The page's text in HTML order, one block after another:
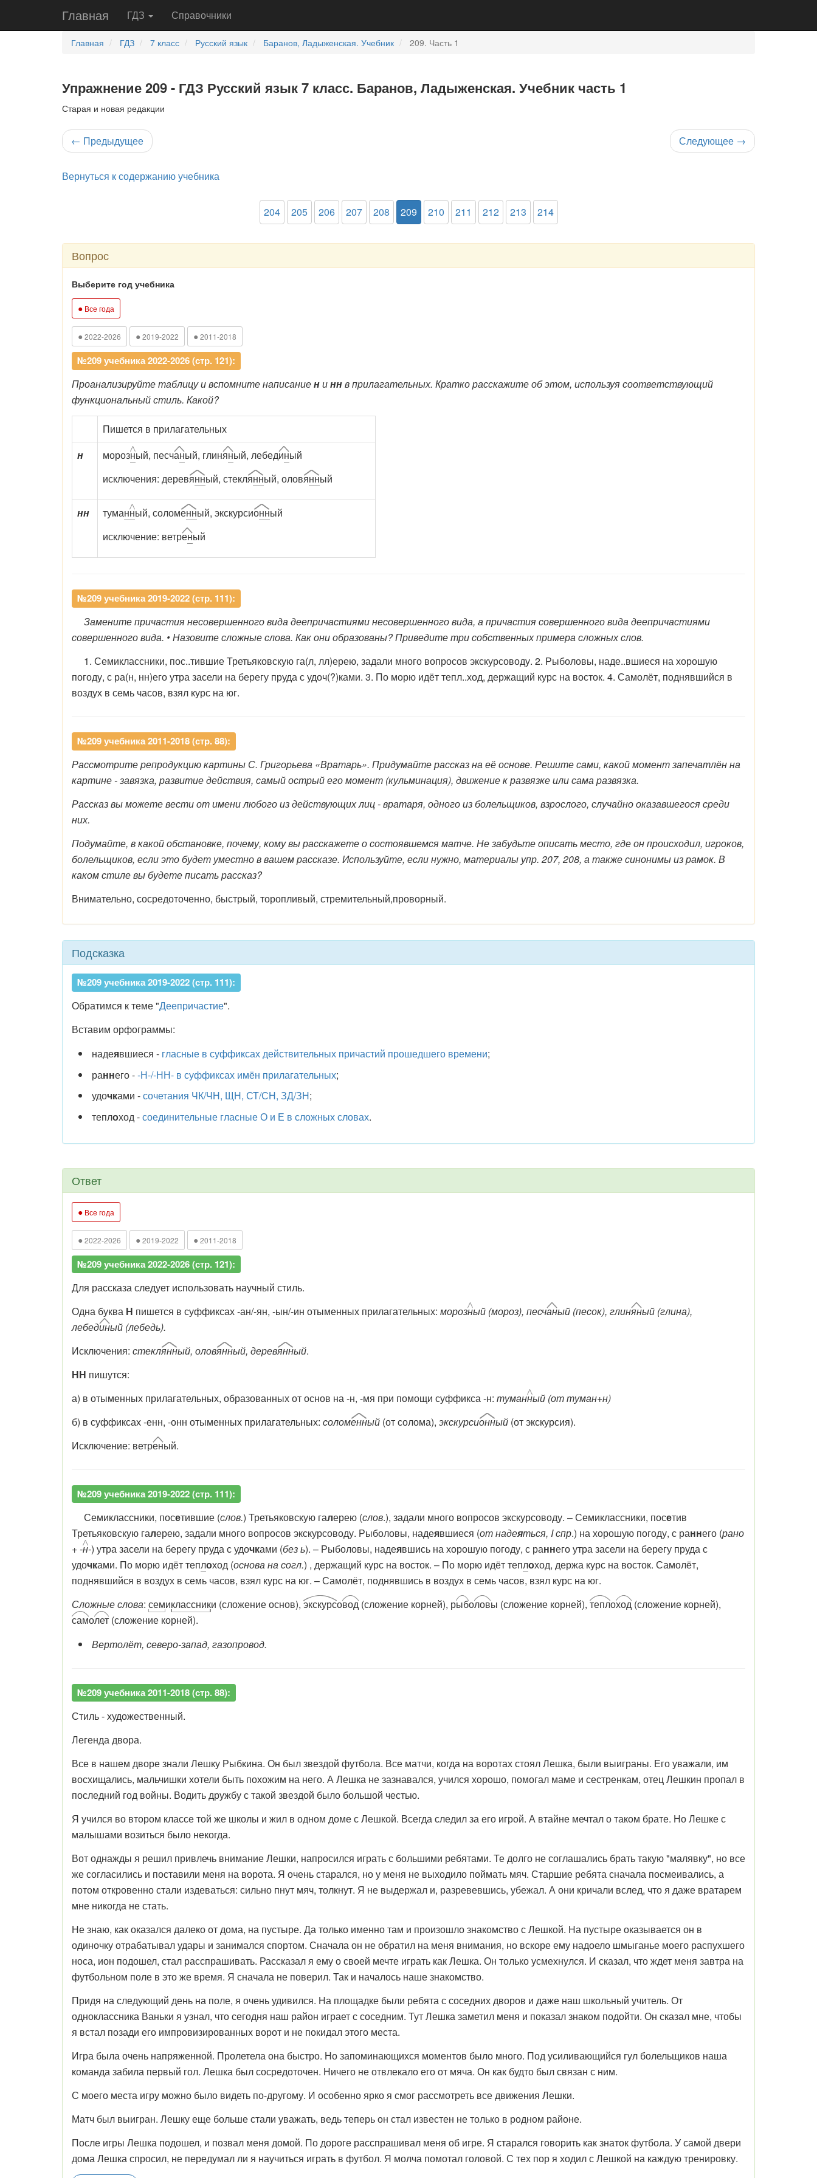
Главная ГДЗ Справочники
Главная ГДЗ 7 класс Русский язык Баранов, Ладыженская. Учебник 209. Часть 1
Упражнение 209 - ГДЗ Русский язык 7 класс. Баранов, Ладыженская. Учебник часть 1
Старая и новая редакции
← Предыдущее Следующее →
Вернуться к содержанию учебника
204 205 206 207 208 209 210 211 212 213 214
Вопрос
Выберите год учебника
● Все года
● 2022-2026 ● 2019-2022 ● 2011-2018
№209 учебника 2022-2026 (стр. 121):
Проанализируйте таблицу и вспомните написаниениннв прилагательных. Кратко расскажите об этом, используя соответствующий
функциональный стиль. Какой?
Пишется в прилагательных
н
морозный, песчаный, глиняный, лебединый
исключения: деревянный, стеклянный, оловянный
нн туманный, соломенный, экскурсионный
исключение: ветреный
№209 учебника 2019-2022 (стр. 111):
Замените причастия несовершенного вида деепричастиями несовершенного вида, а причастия совершенного вида деепричастиями
совершенного вида. • Назовите сложные слова. Как они образованы? Приведите три собственных примера сложных слов.
1. Семиклассники, пос..тившие Третьяковскую га(л, лл)ерею, задали много вопросов экскурсоводу. 2. Рыболовы, наде..вшиеся на хорошую
погоду, с ра(н, нн)его утра засели на берегу пруда с удоч(?)ками. 3. По морю идёт тепл..ход, держащий курс на восток. 4. Самолёт, поднявшийся в
воздух в семь часов, взял курс на юг.
№209 учебника 2011-2018 (стр. 88):
Рассмотрите репродукцию картины С. Григорьева «Вратарь». Придумайте рассказ на её основе. Решите сами, какой момент запечатлён на
картине - завязка, развитие действия, самый острый его момент (кульминация), движение к развязке или сама развязка.
Рассказ вы можете вести от имени любого из действующих лиц - вратаря, одного из болельщиков, взрослого, случайно оказавшегося среди
них.
Подумайте, в какой обстановке, почему, кому вы расскажете о состоявшемся матче. Не забудьте описать место, где он происходил, игроков,
болельщиков, если это будет уместно в вашем рассказе. Используйте, если нужно, материалы упр. 207, 208, а также синонимы из рамок. В
каком стиле вы будете писать рассказ?
Внимательно, сосредоточенно, быстрый, торопливый, стремительный,проворный.
Подсказка
№209 учебника 2019-2022 (стр. 111):
Обратимся к теме "Деепричастие".
Вставим орфограммы:
надеявшиеся - гласные в суффиксах действительных причастий прошедшего времени;
раннего --Н-/-НН- в суффиксах имён прилагательных;
удочками -сочетания ЧК/ЧН, ЩН, СТ/СН, ЗД/ЗН;
теплоход -соединительные гласные О и Е в сложных словах.
Ответ
● Все года
● 2022-2026 ● 2019-2022 ● 2011-2018
№209 учебника 2022-2026 (стр. 121):
Для рассказа следует использовать научный стиль.
Одна буква Н пишется в суффиксах-ан/-ян, -ын/-ин отыменных прилагательных: морозный (мороз), песчаный (песок), глиняный (глина),
лебединый (лебедь).
Исключения: стеклянный, оловянный, деревянный.
НН пишутся:
а) в отыменных прилагательных, образованных от основ на -н, -мя при помощи суффикса -н: туманный (от туман+н)
б) в суффиксах-енн, -онн отыменных прилагательных: соломенный (от солома), экскурсионный (от экскурсия).
Исключение: ветреный.
№209 учебника 2019-2022 (стр. 111):
Семиклассники, посетившие (слов.) Третьяковскую галерею (слов.), задали много вопросов экскурсоводу. – Семиклассники, посетив
Третьяковскую галерею, задали много вопросов экскурсоводу. Рыболовы, надеявшиеся (от надеяться, I спр.) на хорошую погоду, с раннего (рано
+ -н-) утра засели на берегу пруда с удочками (безь). – Рыболовы, надеявшись на хорошую погоду, с раннего утра засели на берегу пруда с
удочками. По морю идёт теплоход (основа на согл.) , держащий курс на восток. – По морю идёт теплоход, держа курс на восток. Самолёт,
поднявшийся в воздух в семь часов, взял курс на юг. – Самолёт, поднявшись в воздух в семь часов, взял курс на юг.
Сложные слова: семиклассники (сложение основ), экскурсовод (сложение корней), рыболовы (сложение корней), теплоход (сложение корней),
самолет (сложение корней).
Вертолёт, северо-запад, газопровод.
№209 учебника 2011-2018 (стр. 88):
Стиль - художественный.
Легенда двора.
Все в нашем дворе знали Лешку Рыбкина. Он был звездой футбола. Все матчи, когда на воротах стоял Лешка, были выиграны. Его уважали, им
восхищались, мальчишки хотели быть похожим на него. А Лешка не зазнавался, учился хорошо, помогал маме и сестренкам, отец Лешкин пропал в
последний год войны. Водить дружбу с такой звездой было большой честью.
Я учился во втором классе той же школы и жил в одном доме с Лешкой. Всегда следил за его игрой. А втайне мечтал о таком брате. Но Лешке с
малышами возиться было некогда.
Вот однажды я решил привлечь внимание Лешки, напросился играть с большими ребятами. Те долго не соглашались брать такую "малявку", но все
же согласились и поставили меня на ворота. Я очень старался, но у меня не выходило поймать мяч. Старшие ребята сначала посмеивались, а
потом откровенно стали издеваться: сильно пнут мяч, толкнут. Я не выдержал и, разревевшись, убежал. А они кричали вслед, что я даже вратарем
мне никогда не стать.
Не знаю, как оказался далеко от дома, на пустыре. Да только именно там и произошло знакомство с Лешкой. На пустыре оказывается он в
одиночку отрабатывал удары и занимался спортом. Сначала он не обратил на меня внимания, но вскоре ему надоело шмыганье моего распухшего
носа, ион подошел, стал расспрашивать. Рассказал я ему о своей мечте играть как Лешка. Он только усмехнулся. И сказал, что ждет меня завтра на
футбольном поле в это же время. Я сначала не поверил. Так и началось наше знакомство.
Придя на следующий день на поле, я очень удивился. На площадке были ребята с соседних дворов и даже наш школьный учитель. От
одноклассника Ваньки я узнал, что сегодня наш район играет с соседним. Тут Лешка заметил меня и показал знаком подойти. Он сказал мне, чтобы
я встал позади его импровизированных ворот и не покидал этого места.
Игра была очень напряженной. Пролетела она быстро. Но запоминающихся моментов было много. Под усиливающийся гул болельщиков наша
команда забила первый гол. Лешка был сосредоточен. Ничего не отвлекало его от мяча. Он как будто был связан с ним.
С моего места игру можно было видеть по-другому. И особенно ярко я смог рассмотреть все движения Лешки.
Матч был выигран. Лешку еще больше стали уважать, ведь теперь он стал известен не только в родном районе.
После игры Лешка подошел, и позвал меня домой. По дороге расспрашивал меня об игре. Я старался говорить как знаток футбола. У самой двери
дома Лешка спросил, не передумал ли я научиться играть в футбол. Я молча помотал головой. С тех пор я ходил с Лешкой на каждую тренировку.